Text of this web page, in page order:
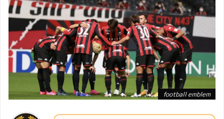
football emblem
football emblem